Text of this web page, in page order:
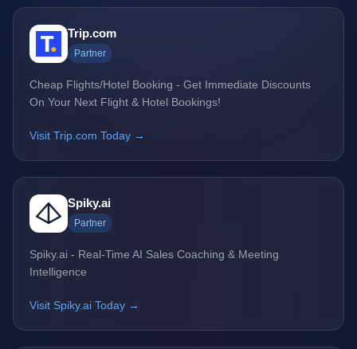
Trip.com
Partner
Cheap Flights/Hotel Booking - Get Immediate Discounts
On Your Next Flight & Hotel Bookings!
Visit Trip.com Today →
Spiky.ai
Partner
Spiky.ai - Real-Time AI Sales Coaching & Meeting
Intelligence
Visit Spiky.ai Today →